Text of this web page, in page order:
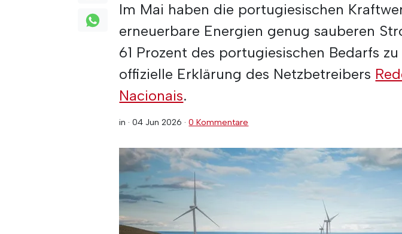
Im Mai haben die portugiesischen
erneuerbare Energien genug sauberen
61 Prozent des portugiesischen Bedarfs
offizielle Erklärung des Netzbetreibers
Nacionais.
in ·04 Jun 2026 ·0 Kommentare